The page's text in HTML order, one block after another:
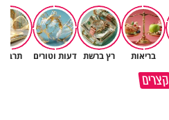
בריאות רץ ברשת דעות וטורים
קצרים
גם ׳הרע׳ זה הרחמים של בורא